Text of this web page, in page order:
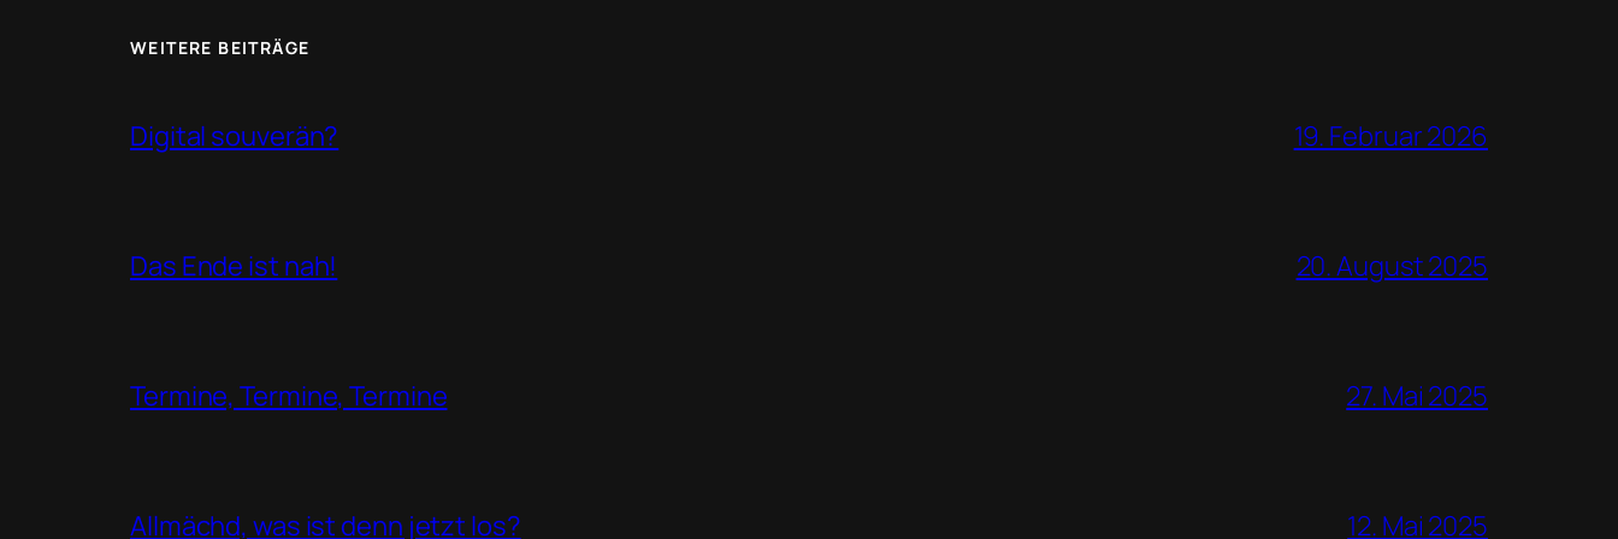
WEITERE BEITRÄGE
Digital souverän? 19. Februar 2026
Das Ende ist nah! 20. August 2025
Termine, Termine, Termine 27. Mai 2025
Allmächd, was ist denn jetzt los? 12. Mai 2025